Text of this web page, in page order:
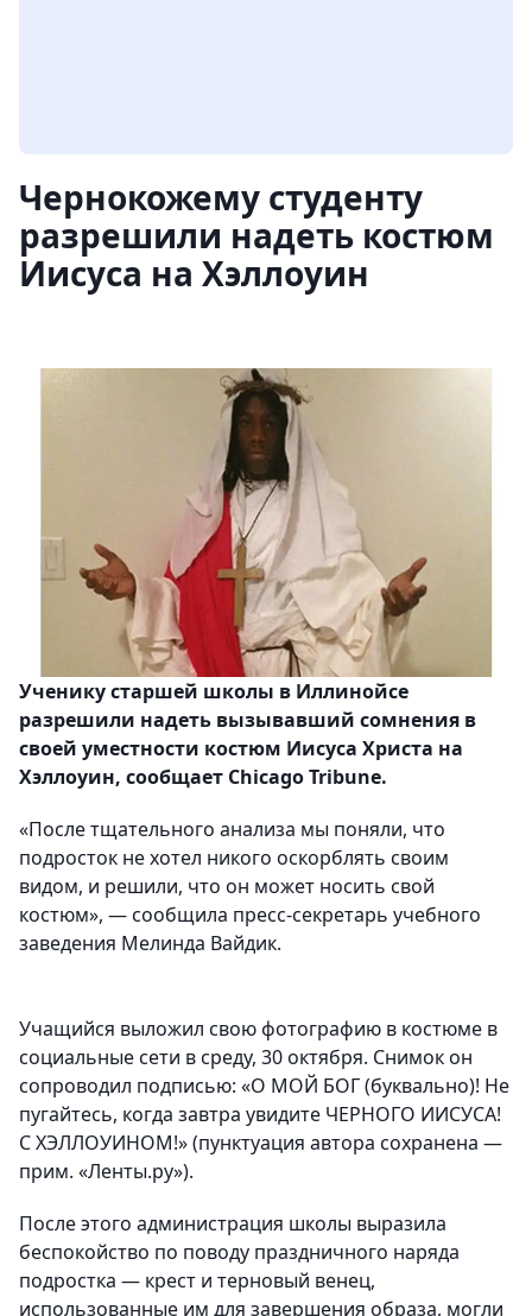
Чернокожему студенту
разрешили надеть костюм
Иисуса на Хэллоуин
Ученику старшей школы в Иллинойсе
разрешили надеть вызывавший сомнения в
своей уместности костюм Иисуса Христа на
Хэллоуин, сообщает Chicago Tribune.
«После тщательного анализа мы поняли, что
подросток не хотел никого оскорблять своим
видом, и решили, что он может носить свой
костюм», — сообщила пресс-секретарь учебного
заведения Мелинда Вайдик.
Учащийся выложил свою фотографию в костюме в
социальные сети в среду, 30 октября. Снимок он
сопроводил подписью: «О МОЙ БОГ (буквально)! Не
пугайтесь, когда завтра увидите ЧЕРНОГО ИИСУСА!
С ХЭЛЛОУИНОМ!» (пунктуация автора сохранена —
прим. «Ленты.ру»).
После этого администрация школы выразила
беспокойство по поводу праздничного наряда
подростка — крест и терновый венец,
использованные им для завершения образа, могли